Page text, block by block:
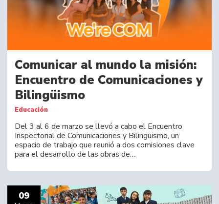
Comunicar al mundo la misión:
Encuentro de Comunicaciones y
Bilingüismo
Educación
Del 3 al 6 de marzo se llevó a cabo el Encuentro
Inspectorial de Comunicaciones y Bilingüismo, un
espacio de trabajo que reunió a dos comisiones clave
para el desarrollo de las obras de…
09